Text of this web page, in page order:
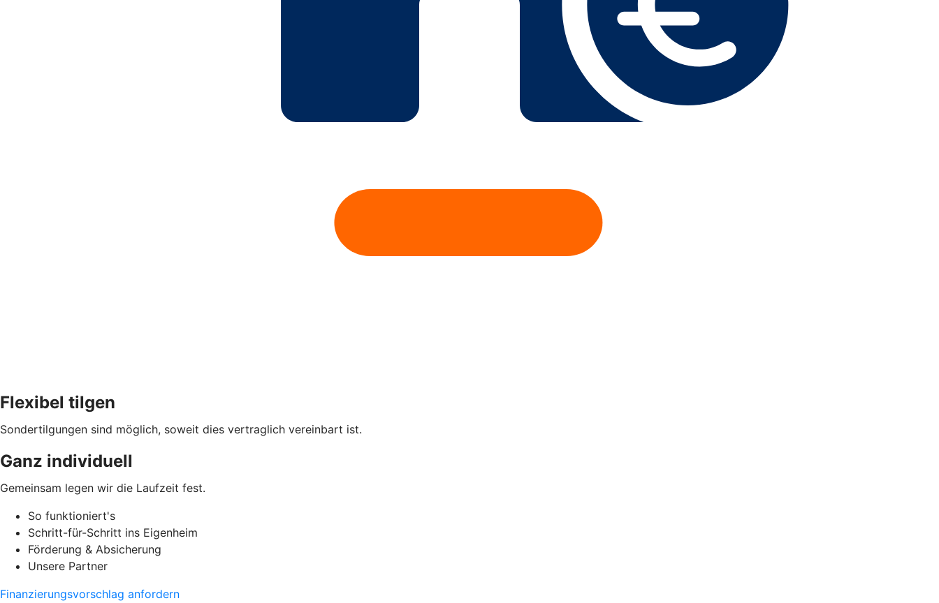
Flexibel tilgen
Sondertilgungen sind möglich, soweit dies vertraglich vereinbart ist.
Ganz individuell
Gemeinsam legen wir die Laufzeit fest.
So funktioniert's
Schritt-für-Schritt ins Eigenheim
Förderung & Absicherung
Unsere Partner
Finanzierungsvorschlag anfordern